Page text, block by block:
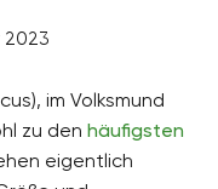
2023
im Volksmund
zu den häufigsten
eigentlich